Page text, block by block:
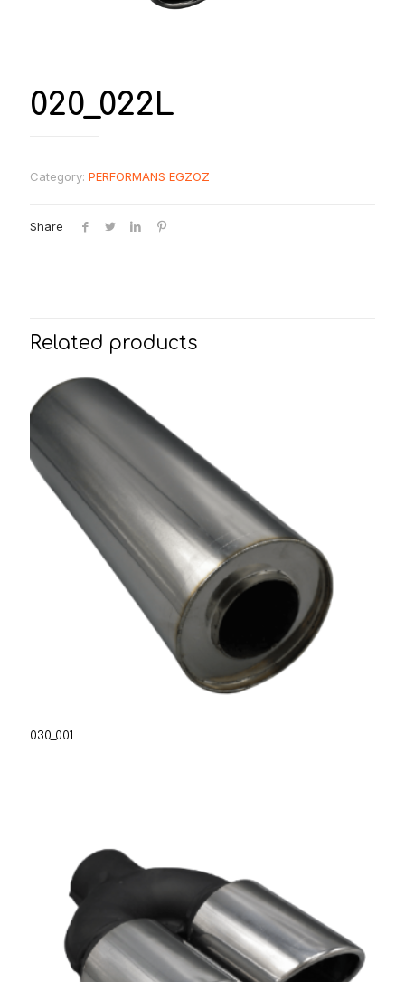
020_022L
Category: PERFORMANS EGZOZ
Share
Related products
030_001